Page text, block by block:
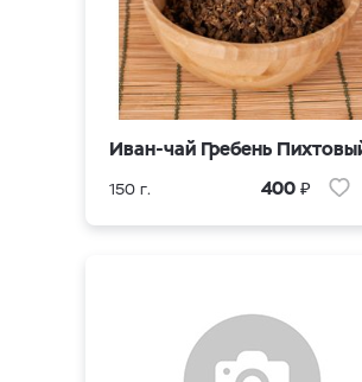
Иван-чай Гребень
150 г. 400 ₽